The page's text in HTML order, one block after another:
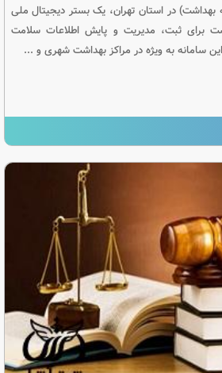
بهداشت) در استان تهران، یک بستر دیجیتال ملی
برای ثبت، مدیریت و پایش اطلاعات سلامت
سامانه به ویژه در مراکز بهداشت شهری و ...